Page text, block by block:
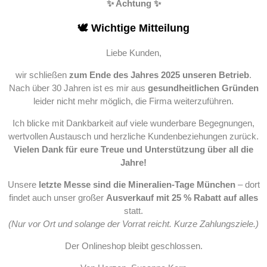
✨ Achtung ✨
🕊️ Wichtige Mitteilung
Liebe Kunden,
wir schließen zum Ende des Jahres 2025 unseren Betrieb.
Nach über 30 Jahren ist es mir aus gesundheitlichen Gründen
leider nicht mehr möglich, die Firma weiterzuführen.
Ich blicke mit Dankbarkeit auf viele wunderbare Begegnungen,
wertvollen Austausch und herzliche Kundenbeziehungen zurück.
Vielen Dank für eure Treue und Unterstützung über all die
Jahre!
Unsere letzte Messe sind die Mineralien-Tage München– dort
findet auch unser großer Ausverkauf mit 25 % Rabatt auf alles
statt.
(Nur vor Ort und solange der Vorrat reicht. Kurze Zahlungsziele.)
Der Onlineshop bleibt geschlossen.